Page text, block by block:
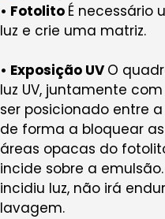
• Fotolito É necessário
luz e crie uma matriz.
• Exposição UV O
luz UV, juntamente
ser posicionado entre
de forma a bloquear
áreas opacas do
incide sobre a
incidiu luz, não irá
lavagem.